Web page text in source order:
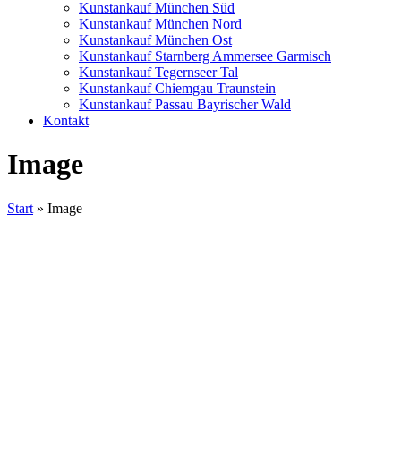
Kunstankauf München Süd
Kunstankauf München Nord
Kunstankauf München Ost
Kunstankauf Starnberg Ammersee Garmisch
Kunstankauf Tegernseer Tal
Kunstankauf Chiemgau Traunstein
Kunstankauf Passau Bayrischer Wald
Kontakt
Image
Start » Image